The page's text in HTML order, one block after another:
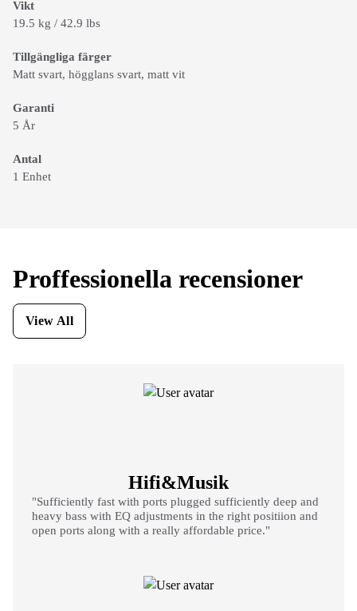
Vikt
19.5 kg / 42.9 lbs
Tillgängliga färger
Matt svart, högglans svart, matt vit
Garanti
5 År
Antal
1 Enhet
Proffessionella recensioner
View All
Hifi&Musik
"Sufficiently fast with ports plugged sufficiently deep and
heavy bass with EQ adjustments in the right positiion and
open ports along with a really affordable price."